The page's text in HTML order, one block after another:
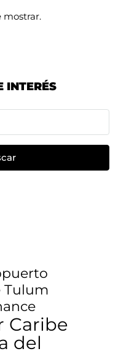
mostrar.
INTERÉS
Tulum
Caribe
del